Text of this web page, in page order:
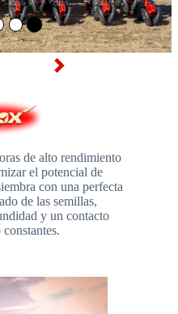
Siguiente
de alto rendimiento
el potencial de
con una perfecta
de las semillas,
y un contacto